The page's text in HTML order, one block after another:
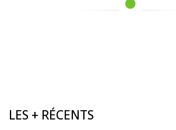
LES + RÉCENTS